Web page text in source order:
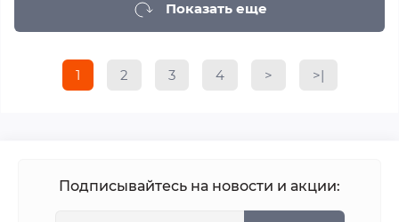
Показать еще
1 2 3 4 > >|
Подписывайтесь на новости и акции: